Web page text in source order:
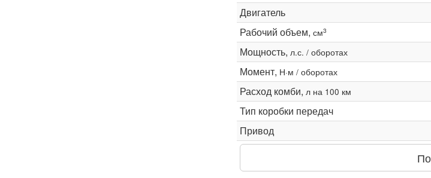
Двигатель
Рабочий объем, см3
Мощность, л.с. / оборотах
Момент, Н·м / оборотах
Расход комби, л на 100 км
Тип коробки передач
Привод